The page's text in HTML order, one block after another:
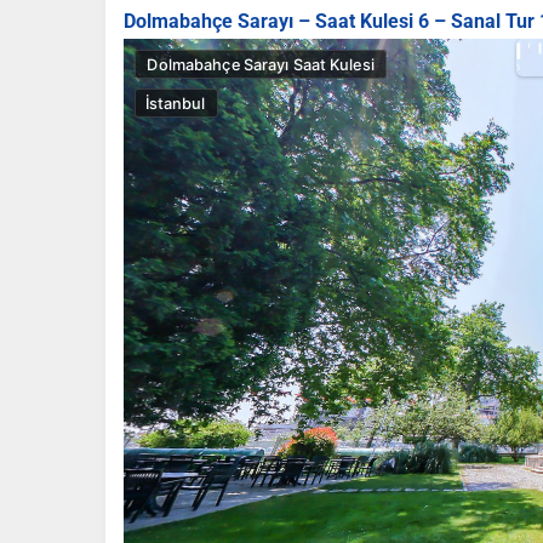
Dolmabahçe Sarayı – Saat Kulesi 6 – Sanal Tur